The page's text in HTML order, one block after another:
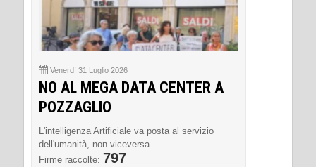
Venerdì 31 Luglio 2026
NO AL MEGA DATA CENTER A
POZZAGLIO
L'intelligenza Artificiale va posta al servizio
dell'umanità, non viceversa.
Firme raccolte: 797